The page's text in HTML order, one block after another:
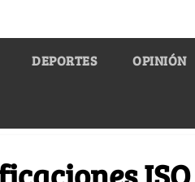
DEPORTES OPINIÓN